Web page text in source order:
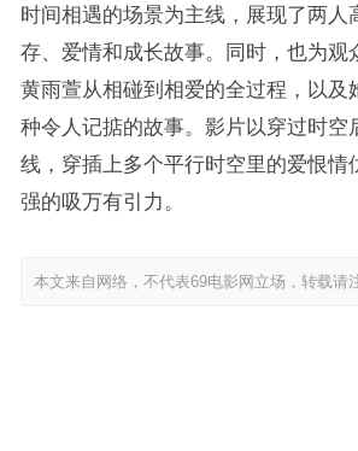
时间相遇的场景为主线，展现了两人
存、爱情和成长故事。同时，也为观
黄雨萱从相碰到相爱的全过程，以及
种令人记掂的故事。影片以穿过时空
线，穿插上多个平行时空里的爱恨情
强的吸万有引力。
本文来自网络，不代表69电影网立场，转载请